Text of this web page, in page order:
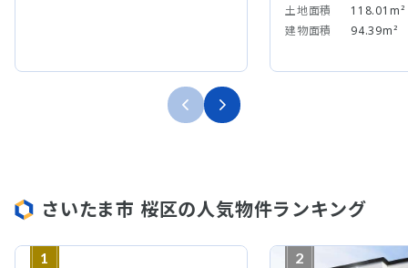
土地面積
118.01m²
建物面積
94.39m²
さいたま市 桜区の人気物件ランキング
1 2